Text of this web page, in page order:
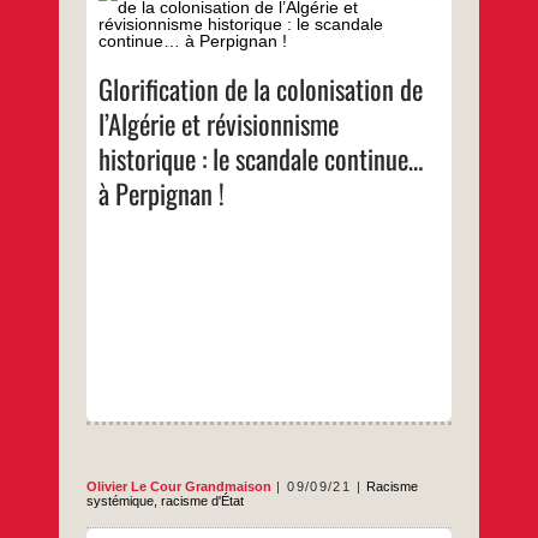
Glorification de la colonisation de
l’Algérie et révisionnisme
historique : le scandale continue…
à Perpignan !
Par Olivier Le Cour Grandmaison Louis Aliot,
dirigeant bien connu du Rassemblement
national et maire de Perpignan, a décidé de
43ème réunion hexagonale du Cercle
algérianiste qui se tiendra au Palais des
congrès de cette ville, du 24 au 26 juin
2022. Au menu :
…
Glorification
de
la
colonisation
l’Algérie
Olivier Le Cour Grandmaison 09/09/21
Racisme
systémique, racisme d'État